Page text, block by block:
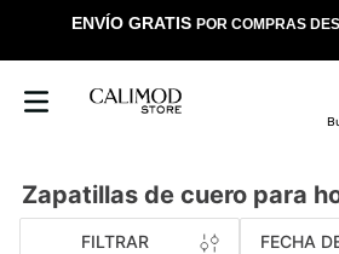
ENVÍO GRATIS POR COMPRAS
Zapatillas de cuero para
FILTRAR FECHA